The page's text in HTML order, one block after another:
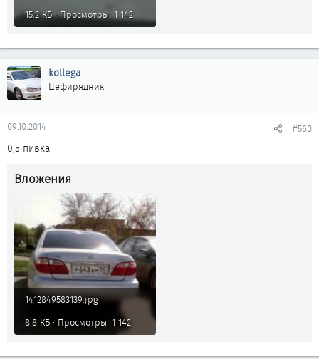
15.2 КБ · Просмотры: 1 142
kollega
Цефирядник
09.10.2014 #560
0,5 пивка
Вложения
1412849583139.jpg
8.8 КБ · Просмотры: 1 142